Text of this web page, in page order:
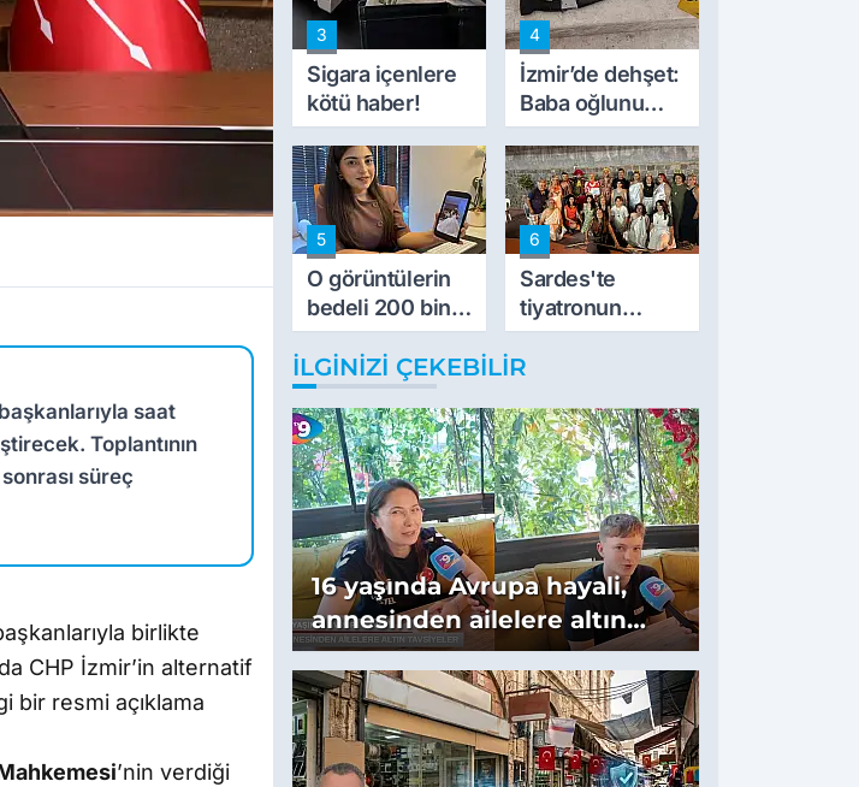
saat
Toplantının
süreç
birlikte
CHP İzmir’in alternatif
bir resmi açıklama
’nin verdiği
de kıskaca aldı,
müdahale ettik'
3
Sigara içenlere
kötü haber!
4
İzmir’de dehşet:
Baba oğlunu
vurdu
5
O görüntülerin
bedeli 200 bin
TL
6
Sardes'te
tiyatronun
imece ruhu
binlerce yıllık
İLGINIZI ÇEKEBILIR
16 yaşında Avrupa hayali,
annesinden ailelere altın
tavsiyeler